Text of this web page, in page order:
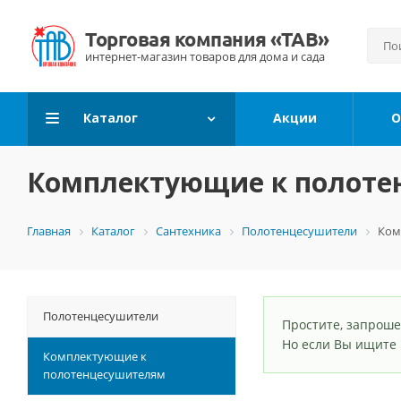
Каталог Акции
Комплектующие к
Главная Каталог Сантехника Полотенцесушители
Простите,
Но если Вы ищите
Полотенцесушители
Комплектующие к
полотенцесушителям